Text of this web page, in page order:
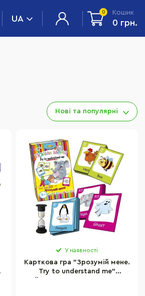
UA
0 Кошик
0 грн.
Нові та популярні
У наявності
Карткова гра "Зрозумій мене.
Try to understand me"